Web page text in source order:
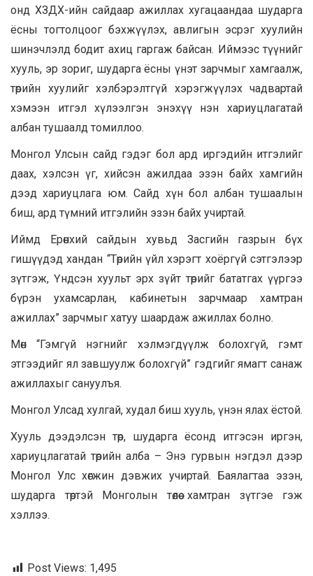
онд ХЗДХ-ийн сайдаар ажиллах хугацаандаа шударга
ёсны тогтолцоог бэхжүүлэх, авлигын эсрэг хуулийн
шинэчлэлд бодит ахиц гаргаж байсан. Иймээс түүнийг
хууль, эр зориг, шударга ёсны үнэт зарчмыг хамгаалж,
төрийн хуулийг хэлбэрэлтгүй хэрэгжүүлэх чадвартай
хэмээн итгэл хүлээлгэн энэхүү нэн хариуцлагатай
албан тушаалд томиллоо.
Монгол Улсын сайд гэдэг бол ард иргэдийн итгэлийг
даах, хэлсэн үг, хийсэн ажилдаа эзэн байх хамгийн
дээд хариуцлага юм. Сайд хүн бол албан тушаалын
биш, ард түмний итгэлийн эзэн байх учиртай.
Иймд Ерөнхий сайдын хувьд Засгийн газрын бүх
гишүүдэд хандан “Төрийн үйл хэрэгт хоёргүй сэтгэлээр
зүтгэж, Үндсэн хуульт эрх зүйт төрийг бататгах үүргээ
бүрэн ухамсарлан, кабинетын зарчмаар хамтран
ажиллах” зарчмыг хатуу шаардаж ажиллах болно.
Мөн “Гэмгүй нэгнийг хэлмэгдүүлж болохгүй, гэмт
этгээдийг ял завшуулж болохгүй” гэдгийг ямагт санаж
ажиллахыг сануулъя.
Монгол Улсад хулгай, худал биш хууль, үнэн ялах ёстой.
Хууль дээдэлсэн төр, шударга ёсонд итгэсэн иргэн,
хариуцлагатай төрийн алба – Энэ гурвын нэгдэл дээр
Монгол Улс хөгжин дэвжих учиртай. Баялагтаа эзэн,
шударга төртэй Монголын төлөө хамтран зүтгэе гэж
хэллээ.
Post Views: 1,495